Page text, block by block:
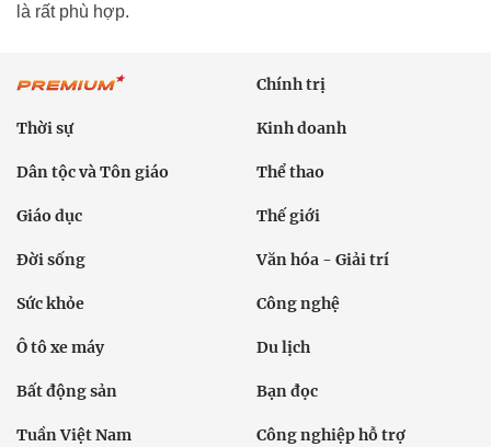
là rất phù hợp.
Chính trị
Thời sự Kinh doanh
Dân tộc và Tôn giáo Thể thao
Giáo dục Thế giới
Đời sống Văn hóa - Giải trí
Sức khỏe Công nghệ
Ô tô xe máy Du lịch
Bất động sản Bạn đọc
Tuần Việt Nam Công nghiệp hỗ trợ